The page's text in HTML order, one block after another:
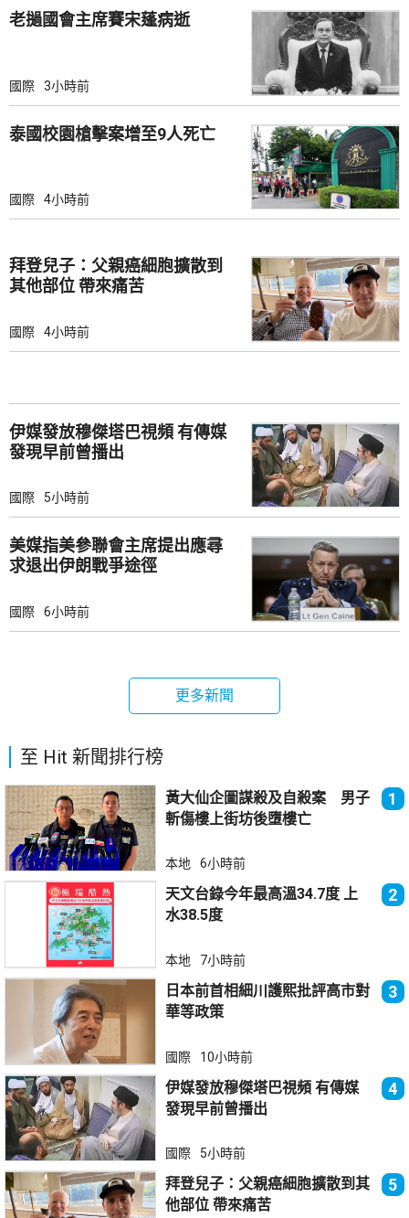
老撾國會主席賽宋蓬病逝
國際 3小時前
泰國校園槍擊案增至9人死亡
國際 4小時前
拜登兒子：父親癌細胞擴散到
其他部位 帶來痛苦
國際 4小時前
伊媒發放穆傑塔巴視頻 有傳媒
發現早前曾播出
國際 5小時前
美媒指美參聯會主席提出應尋
求退出伊朗戰爭途徑
國際 6小時前
更多新聞
至 Hit 新聞排行榜
黃大仙企圖謀殺及自殺案 男子
斬傷樓上街坊後墮樓亡
1
本地 6小時前
天文台錄今年最高溫34.7度 上
水38.5度
2
本地 7小時前
日本前首相細川護熙批評高市對
華等政策
3
國際 10小時前
伊媒發放穆傑塔巴視頻 有傳媒
發現早前曾播出
4
國際 5小時前
拜登兒子：父親癌細胞擴散到其
他部位 帶來痛苦
5